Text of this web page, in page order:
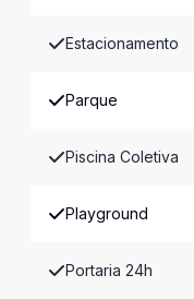
Estacionamento
Parque
Piscina Coletiva
Playground
Portaria 24h